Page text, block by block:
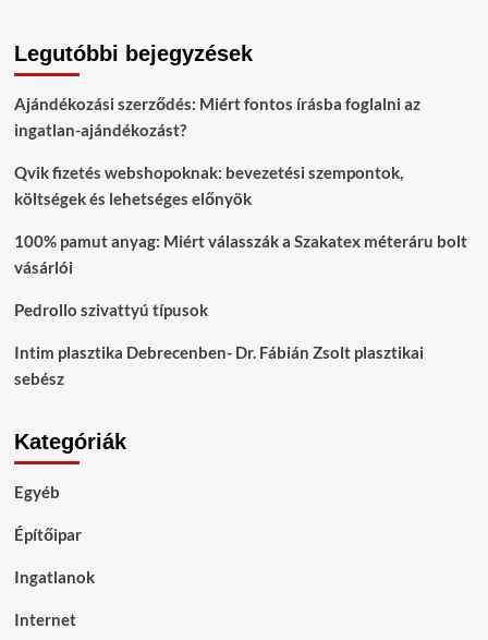
Legutóbbi bejegyzések
Ajándékozási szerződés: Miért fontos írásba foglalni az
ingatlan-ajándékozást?
Qvik fizetés webshopoknak: bevezetési szempontok,
költségek és lehetséges előnyök
100% pamut anyag: Miért válasszák a Szakatex méteráru bolt
vásárlói
Pedrollo szivattyú típusok
Intim plasztika Debrecenben- Dr. Fábián Zsolt plasztikai
sebész
Kategóriák
Egyéb
Építőipar
Ingatlanok
Internet